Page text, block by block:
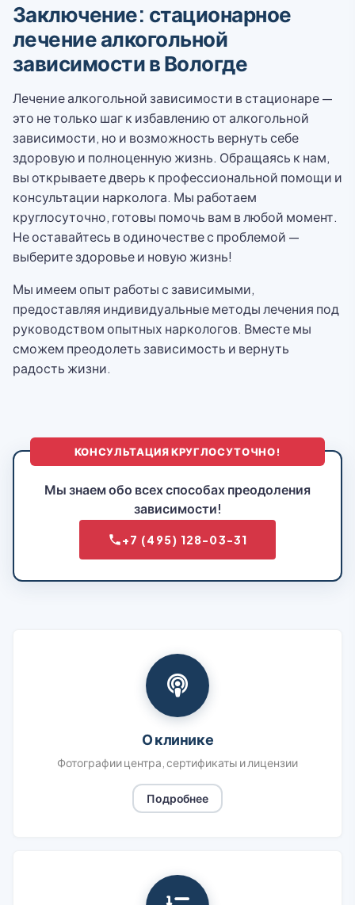
Заключение: стационарное
лечение алкогольной
зависимости в Вологде
Лечение алкогольной зависимости в стационаре —
это не только шаг к избавлению от алкогольной
зависимости, но и возможность вернуть себе
здоровую и полноценную жизнь. Обращаясь к нам,
вы открываете дверь к профессиональной помощи и
консультации нарколога. Мы работаем
круглосуточно, готовы помочь вам в любой момент.
Не оставайтесь в одиночестве с проблемой —
выберите здоровье и новую жизнь!
Мы имеем опыт работы с зависимыми,
предоставляя индивидуальные методы лечения под
руководством опытных наркологов. Вместе мы
сможем преодолеть зависимость и вернуть
радость жизни.
КОНСУЛЬТАЦИЯ КРУГЛОСУТОЧНО!
Мы знаем обо всех способах преодоления
зависимости!
+7 (495) 128-03-31
О клинике
Фотографии центра, сертификаты и лицензии
Подробнее